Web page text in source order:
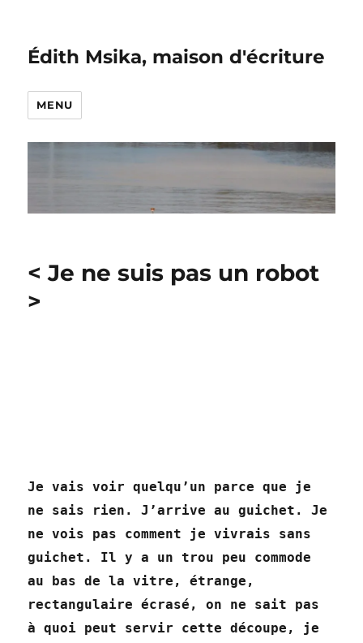
Édith Msika, maison d'écriture
MENU
< Je ne suis pas un robot
>
Je vais voir quelqu’un parce que je
ne sais rien. J’arrive au guichet. Je
ne vois pas comment je vivrais sans
guichet. Il y a un trou peu commode
au bas de la vitre, étrange,
rectangulaire écrasé, on ne sait pas
à quoi peut servir cette découpe, je